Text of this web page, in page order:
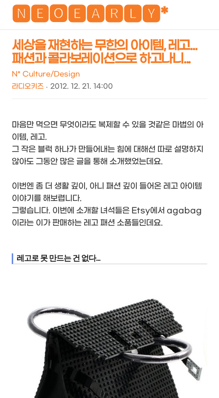
🅽🅴🅾🅴🅰🆁🅻🆈*
검
세상을 재현하는 무한의 아이템, 레고...
패션과 콜라보레이션으로 하고나니...
N* Culture/Design
라디오키즈
2012. 12. 21. 14:00
마음만 먹으면 무엇이라도 복제할 수 있을 것같은 마법의 아
이템, 레고.
그 작은 블럭 하나가 만들어내는 힘에 대해선 따로 설명하지
않아도 그동안 많은 글을 통해 소개했었는데요.
이번엔 좀 더 생활 깊이, 아니 패션 깊이 들어온 레고 아이템
이야기를 해보렵니다.
그렇습니다. 이번에 소개할 녀석들은 Etsy에서 agabag
이라는 이가 판매하는 레고 패션 소품들인데요.
레고로 못 만드는 건 없다...